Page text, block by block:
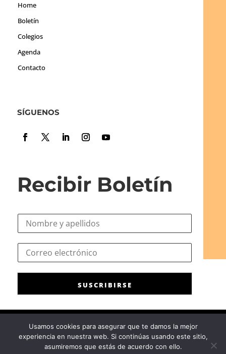
Home
Boletín
Colegios
Agenda
Contacto
SÍGUENOS
Recibir Boletín
N
r
N
m
b
e
o
r
C
o
e
c
SUSCRIBIRSE
Consejo General de la Psicología de España|Privacidad|Aviso
Legal| Política de cookies
Usamos cookies para asegurar que te damos la mejor
experiencia en nuestra web. Si continúas usando este sitio,
asumiremos que estás de acuerdo con ello.